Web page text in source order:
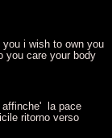
i wish to own you
you care your body
affinche' la pace
ritorno verso